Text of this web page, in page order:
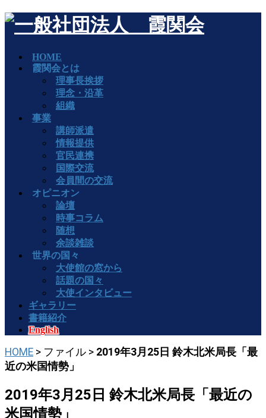
HOME
霞関会とは
理事長挨拶
理念・沿革
組織
事業
講師派遣
情報提供
官民連携
国際交流
会員間の交流
オピニオン
論壇
時事コラム
随想
余談雑談
世界の国々
大使館の窓から
話題の国々
大使インタビュー
ギャラリー
書籍紹介
English
HOME > ファイル > 2019年3月25日 鈴木北米局長「最
近の米国情勢」
2019年3月25日 鈴木北米局長「最近の
米国情勢」